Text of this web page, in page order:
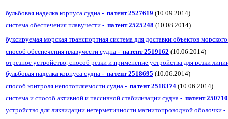
бульбовая наделка корпуса судна - патент 2527619 (10.09.2014)
система обеспечения плавучести - патент 2525248 (10.08.2014)
буксируемая морская транспортная система для доставки объектов
способ обеспечения плавучести судна - патент 2519162 (10.06.2014)
отрезное устройство, способ резки и применение устройства для резки
бульбовая наделка корпуса судна - патент 2518695 (10.06.2014)
способ контроля непотопляемости судна - патент 2518374 (10.06.2014)
система и способ активной и пассивной стабилизации судна - патент
устройство для ликвидации негерметичности магнитопроводной оболочки -